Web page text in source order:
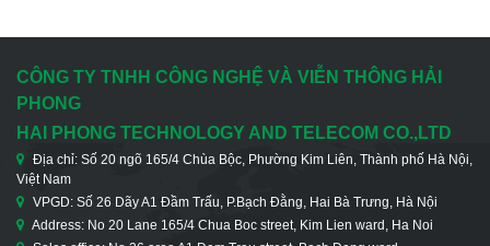
CÔNG TY TNHH CÔNG NGHỆ VÀ VIỄN THÔNG HẢI
PHONG
HAI PHONG TECHNOLOGY AND TELECOM CO.,LTD
Địa chỉ: Số 20 ngõ 165/4 Chùa Bộc, Phường Kim Liên, Thành phố Hà Nội,
Việt Nam
VPGD: Số 26 Dãy A1 Đầm Trấu, P.Bạch Đằng, Hai Bà Trưng, Hà Nội
Address: No 20 Lane 165/4 Chua Boc street, Kim Lien ward, Ha Noi